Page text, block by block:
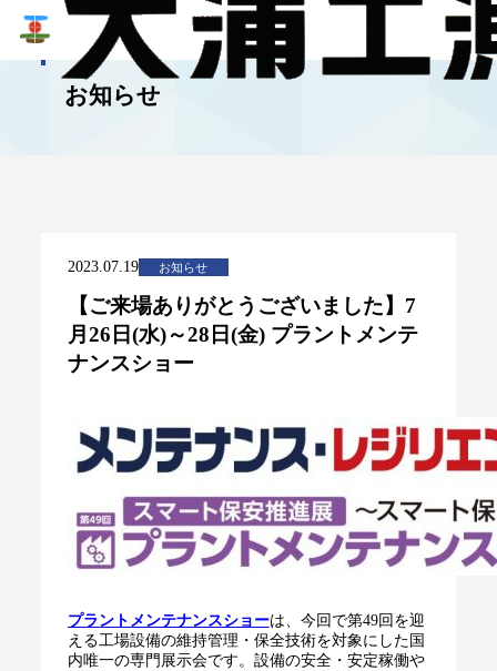
お知らせ
NEWS
2023.07.19 お知らせ
【ご来場ありがとうございました】7
月26日(水)～28日(金) プラントメンテ
ナンスショー
プラントメンテナンスショーは、今回で第49回を迎
える工場設備の維持管理・保全技術を対象にした国
内唯一の専門展示会です。設備の安全・安定稼働や